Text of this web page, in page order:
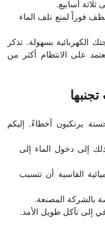
أسابيع.
فوراً لمنع تلف الماء
بسهولة. تذكر
على الانتظام أكثر من
يرتكبون أخطاءً. إليكم
إلى دخول الماء إلى
القاسية أن تتسبب
بالشركة المصنعة.
إلى تآكل طويل الأمد.